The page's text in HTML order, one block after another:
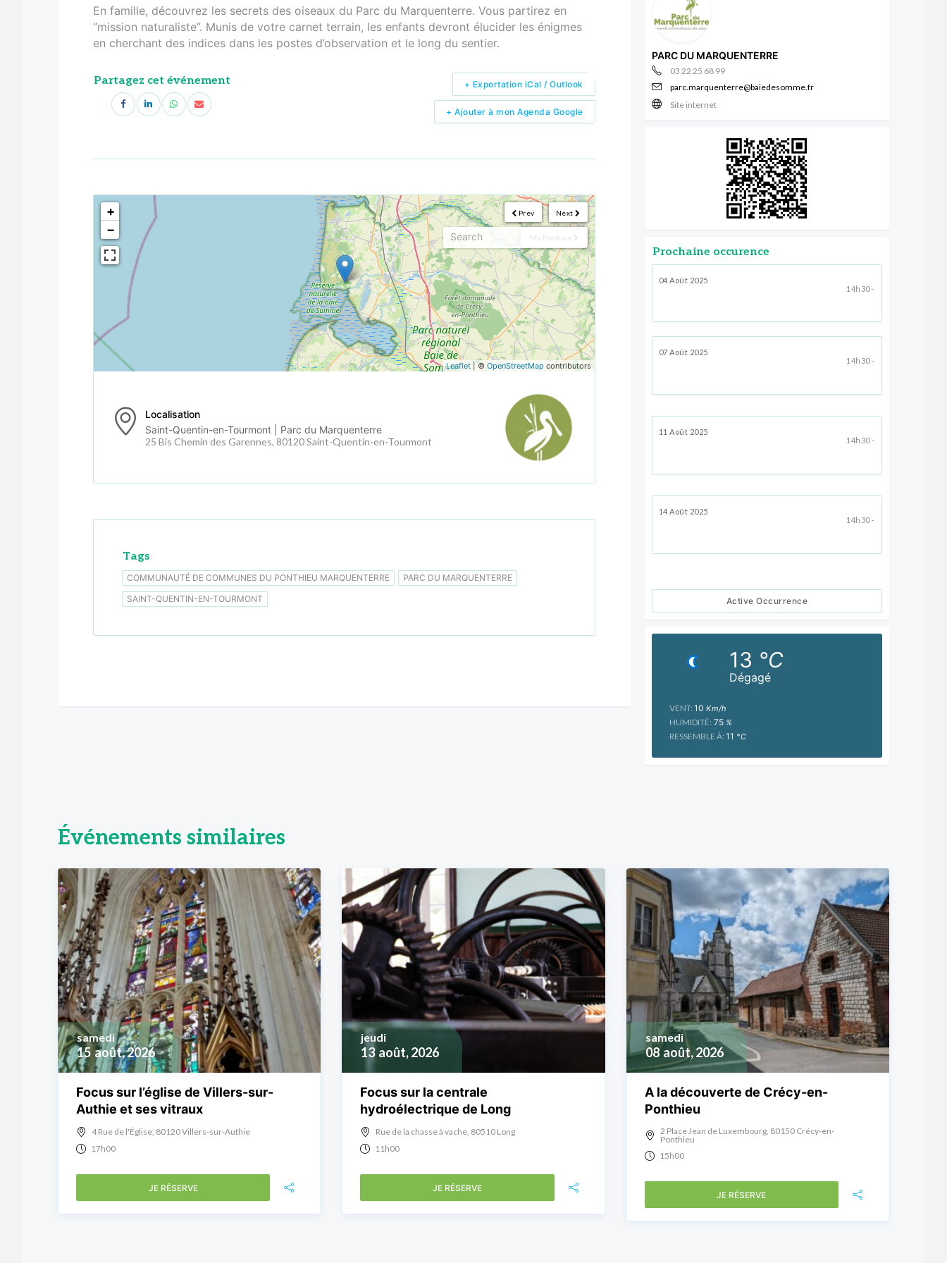
En famille, découvrez les secrets des oiseaux du Parc du Marquenterre. Vous partirez en
“mission naturaliste”. Munis de votre carnet terrain, les enfants devront élucider les énigmes
en cherchant des indices dans les postes d’observation et le long du sentier.
Partagez cet événement
+ Ajouter à mon Agenda Google
+ Exportation iCal / Outlook
Next
Prev
My Position
<!---->
+
−
Leaflet| ©OpenStreetMap contributors
Localisation
Saint-Quentin-en-Tourmont | Parc du Marquenterre
25 Bis Chemin des Garennes, 80120 Saint-Quentin-en-Tourmont
Tags
COMMUNAUTÉ DE COMMUNES DU PONTHIEU MARQUENTERRE
PARC DU MARQUENTERRE
SAINT-QUENTIN-EN-TOURMONT
PARC DU MARQUENTERRE
03 22 25 68 99
parc.marquenterre@baiedesomme.fr
Site internet
Prochaine occurence
04 Août 2025
14h30 -
07 Août 2025
14h30 -
11 Août 2025
14h30 -
14 Août 2025
14h30 -
Active Occurrence
Dégagé
13 °C
VENT: 10 Km/h
HUMIDITÉ: 75%
RESSEMBLE À: 11 °C
Événements similaires
15 août, 2026
samedi
Focus sur l’église de Villers-sur-
Authie et ses vitraux
4 Rue de l'Église, 80120 Villers-sur-Authie
17h00
JE RÉSERVE
13 août, 2026
jeudi
Focus sur la centrale
hydroélectrique de Long
Rue de la chasse à vache, 80510 Long
11h00
JE RÉSERVE
08 août, 2026
samedi
A la découverte de Crécy-en-
Ponthieu
2 Place Jean de Luxembourg, 80150 Crécy-en-
Ponthieu
15h00
JE RÉSERVE